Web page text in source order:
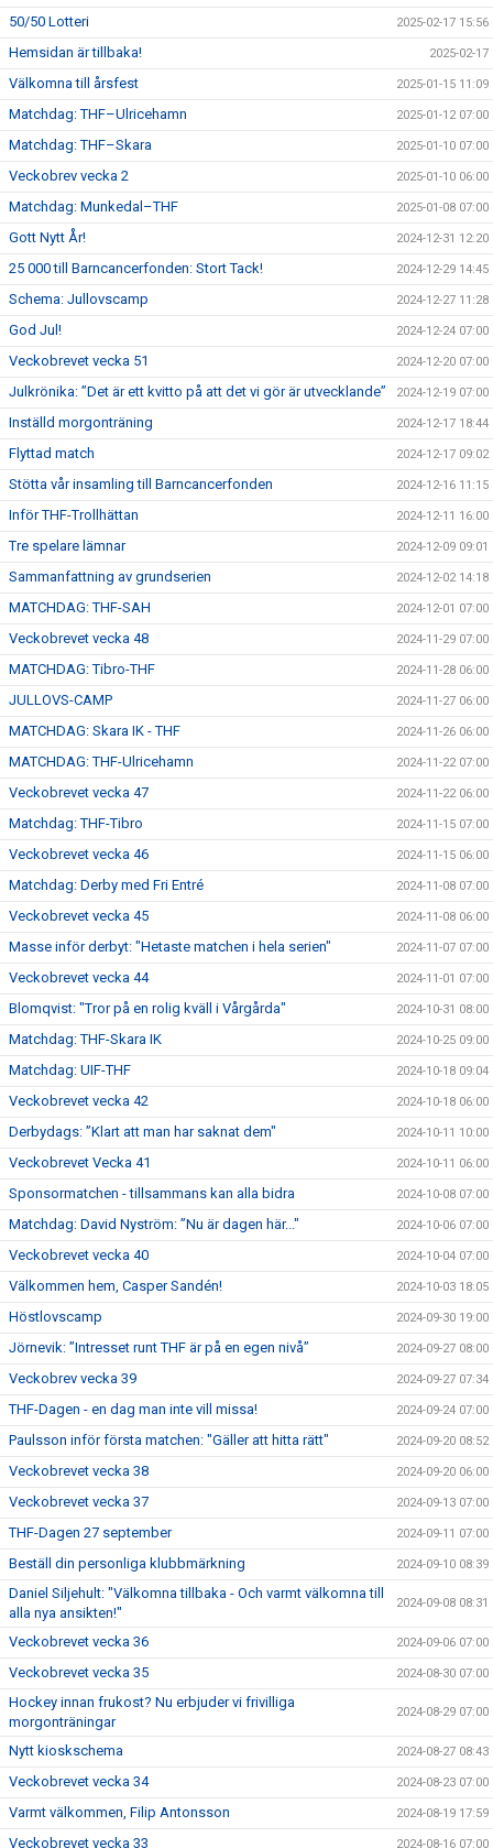
50/50 Lotteri 2025-02-17 15:56
Hemsidan är tillbaka! 2025-02-17
Välkomna till årsfest 2025-01-15 11:09
Matchdag: THF–Ulricehamn 2025-01-12 07:00
Matchdag: THF–Skara 2025-01-10 07:00
Veckobrev vecka 2 2025-01-10 06:00
Matchdag: Munkedal–THF 2025-01-08 07:00
Gott Nytt År! 2024-12-31 12:20
25 000 till Barncancerfonden: Stort Tack! 2024-12-29 14:45
Schema: Jullovscamp 2024-12-27 11:28
God Jul! 2024-12-24 07:00
Veckobrevet vecka 51 2024-12-20 07:00
Julkrönika: ”Det är ett kvitto på att det vi gör är utvecklande” 2024-12-19 07:00
Inställd morgonträning 2024-12-17 18:44
Flyttad match 2024-12-17 09:02
Stötta vår insamling till Barncancerfonden 2024-12-16 11:15
Inför THF-Trollhättan 2024-12-11 16:00
Tre spelare lämnar 2024-12-09 09:01
Sammanfattning av grundserien 2024-12-02 14:18
MATCHDAG: THF-SAH 2024-12-01 07:00
Veckobrevet vecka 48 2024-11-29 07:00
MATCHDAG: Tibro-THF 2024-11-28 06:00
JULLOVS-CAMP 2024-11-27 06:00
MATCHDAG: Skara IK - THF 2024-11-26 06:00
MATCHDAG: THF-Ulricehamn 2024-11-22 07:00
Veckobrevet vecka 47 2024-11-22 06:00
Matchdag: THF-Tibro 2024-11-15 07:00
Veckobrevet vecka 46 2024-11-15 06:00
Matchdag: Derby med Fri Entré 2024-11-08 07:00
Veckobrevet vecka 45 2024-11-08 06:00
Masse inför derbyt: "Hetaste matchen i hela serien" 2024-11-07 07:00
Veckobrevet vecka 44 2024-11-01 07:00
Blomqvist: "Tror på en rolig kväll i Vårgårda" 2024-10-31 08:00
Matchdag: THF-Skara IK 2024-10-25 09:00
Matchdag: UIF-THF 2024-10-18 09:04
Veckobrevet vecka 42 2024-10-18 06:00
Derbydags: ”Klart att man har saknat dem" 2024-10-11 10:00
Veckobrevet Vecka 41 2024-10-11 06:00
Sponsormatchen - tillsammans kan alla bidra 2024-10-08 07:00
Matchdag: David Nyström: ”Nu är dagen här..." 2024-10-06 07:00
Veckobrevet vecka 40 2024-10-04 07:00
Välkommen hem, Casper Sandén! 2024-10-03 18:05
Höstlovscamp 2024-09-30 19:00
Jörnevik: ”Intresset runt THF är på en egen nivå” 2024-09-27 08:00
Veckobrev vecka 39 2024-09-27 07:34
THF-Dagen - en dag man inte vill missa! 2024-09-24 07:00
Paulsson inför första matchen: "Gäller att hitta rätt" 2024-09-20 08:52
Veckobrevet vecka 38 2024-09-20 06:00
Veckobrevet vecka 37 2024-09-13 07:00
THF-Dagen 27 september 2024-09-11 07:00
Beställ din personliga klubbmärkning 2024-09-10 08:39
Daniel Siljehult: "Välkomna tillbaka - Och varmt välkomna till
alla nya ansikten!"
2024-09-08 08:31
Veckobrevet vecka 36 2024-09-06 07:00
Veckobrevet vecka 35 2024-08-30 07:00
Hockey innan frukost? Nu erbjuder vi frivilliga
morgonträningar
2024-08-29 07:00
Nytt kioskschema 2024-08-27 08:43
Veckobrevet vecka 34 2024-08-23 07:00
Varmt välkommen, Filip Antonsson 2024-08-19 17:59
Veckobrevet vecka 33 2024-08-16 07:00